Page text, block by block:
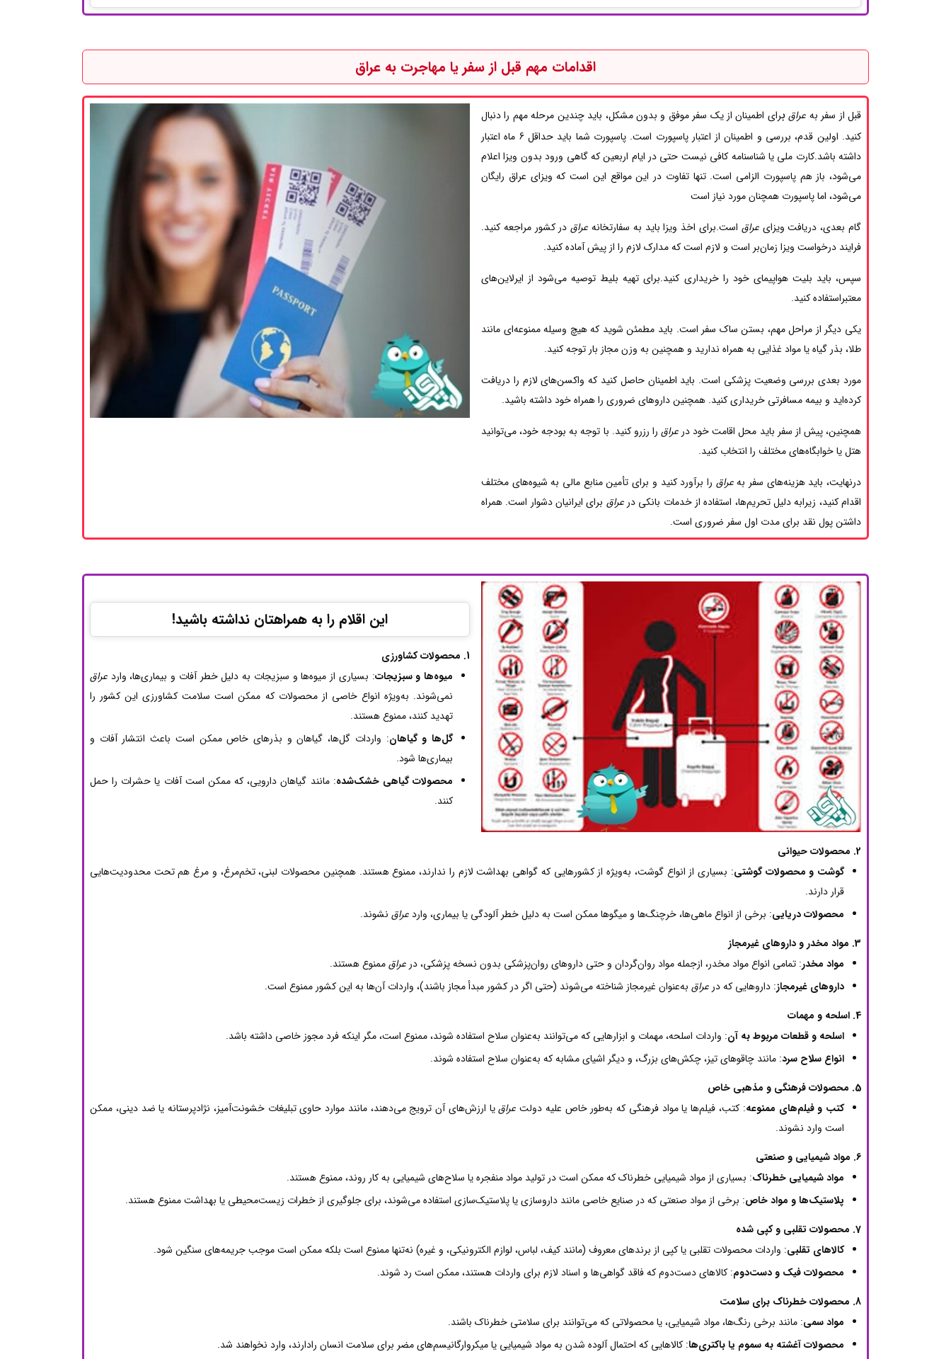
اقدامات مهم قبل از سفر یا مهاجرت به عراق
قبل از سفر به عراق برای اطمینان از یک سفر موفق و بدون مشکل، باید چندین مرحله مهم را دنبال
کنید. اولین قدم، بررسی و اطمینان از اعتبار پاسپورت است. پاسپورت شما باید حداقل 6 ماه اعتبار
داشته باشد.کارت ملی یا شناسنامه کافی نیست حتی در ایام اربعین که گاهی ورود بدون ویزا اعلام
می‌شود، باز هم پاسپورت الزامی است. تنها تفاوت در این مواقع این است که ویزای عراق رایگان
می‌شود، اما پاسپورت همچنان مورد نیاز است
گام بعدی، دریافت ویزایعراق است.برای اخذ ویزا باید به سفارتخانه‌ عراقدر کشور مراجعه کنید.
فرایند درخواست ویزا زمان‌بر است و لازم است که مدارک لازم را از پیش آماده کنید.
سپس، باید بلیت هواپیمای خود را خریداری کنید.برای تهیه بلیط توصیه می‌شود از ایرلاین‌های
معتبراستفاده کنید.
یکی دیگر از مراحل مهم، بستن ساک سفر است. باید مطمئن شوید که هیچ وسیله ممنوعه‌ای مانند
طلا، بذر گیاه یا مواد غذایی به همراه ندارید و همچنین به وزن مجاز بار توجه کنید.
مورد بعدی بررسی وضعیت پزشکی است. باید اطمینان حاصل کنید که واکسن‌های لازم را دریافت
کرده‌اید و بیمه مسافرتی خریداری کنید. همچنین داروهای ضروری را همراه خود داشته باشید.
همچنین، پیش از سفر باید محل اقامت خود در عراق را رزرو کنید. با توجه به بودجه خود، می‌توانید
هتل یا خوابگاه‌های مختلف را انتخاب کنید.
درنهایت، باید هزینه‌های سفر بهعراق را برآورد کنید و برای تأمین منابع مالی به شیوه‌های مختلف
اقدام کنید، زیرابه دلیل تحریم‌ها، استفاده از خدمات بانکی درعراق برای ایرانیان دشوار است. همراه
داشتن پول نقد برای مدت اول سفر ضروری است.
این اقلام را به همراهتان نداشته باشید!
1. محصولات کشاورزی
میوه‌ها و سبزیجات: بسیاری از میوه‌ها و سبزیجات به دلیل خطر آفات و بیماری‌ها، وارد عراق
نمی‌شوند. به‌ویژه انواع خاصی از محصولات که ممکن است سلامت کشاورزی این کشور را
تهدید کنند، ممنوع هستند.
گل‌ها و گیاهان: واردات گل‌ها، گیاهان و بذرهای خاص ممکن است باعث انتشار آفات و
بیماری‌ها شود.
محصولات گیاهی خشک‌شده: مانند گیاهان دارویی، که ممکن است آفات یا حشرات را حمل
کنند.
2. محصولات حیوانی
گوشت و محصولات گوشتی: بسیاری از انواع گوشت، به‌ویژه از کشورهایی که گواهی بهداشت لازم را ندارند، ممنوع هستند. همچنین محصولات لبنی، تخم‌مرغ، و مرغ هم تحت محدودیت‌هایی
قرار دارند.
محصولات دریایی: برخی از انواع ماهی‌ها، خرچنگ‌ها و میگوها ممکن است به دلیل خطر آلودگی یا بیماری، واردعراق نشوند.
3. مواد مخدر و داروهای غیرمجاز
مواد مخدر: تمامی انواع مواد مخدر، ازجمله مواد روان‌گردان و حتی داروهای روان‌پزشکی بدون نسخه پزشکی، در عراقممنوع هستند.
داروهای غیرمجاز: داروهایی که در عراق به‌عنوان غیرمجاز شناخته می‌شوند (حتی اگر در کشور مبدأ مجاز باشند)، واردات آن‌ها به این کشور ممنوع است.
4. اسلحه و مهمات
اسلحه و قطعات مربوط به آن: واردات اسلحه، مهمات و ابزارهایی که می‌توانند به‌عنوان سلاح استفاده شوند، ممنوع است، مگر اینکه فرد مجوز خاصی داشته باشد.
انواع سلاح سرد: مانند چاقوهای تیز، چکش‌های بزرگ، و دیگر اشیای مشابه که به‌عنوان سلاح استفاده شوند.
5. محصولات فرهنگی و مذهبی خاص
کتب و فیلم‌های ممنوعه: کتب، فیلم‌ها یا مواد فرهنگی که به‌طور خاص علیه دولت عراقیا ارزش‌های آن ترویج می‌دهند، مانند موارد حاوی تبلیغات خشونت‌آمیز، نژادپرستانه یا ضد دینی، ممکن
است وارد نشوند.
6. مواد شیمیایی و صنعتی
مواد شیمیایی خطرناک: بسیاری از مواد شیمیایی خطرناک که ممکن است در تولید مواد منفجره یا سلاح‌های شیمیایی به کار روند، ممنوع هستند.
پلاستیک‌ها و مواد خاص: برخی از مواد صنعتی که در صنایع خاصی مانند داروسازی یا پلاستیک‌سازی استفاده می‌شوند، برای جلوگیری از خطرات زیست‌محیطی یا بهداشت ممنوع هستند.
7. محصولات تقلبی و کپی شده
کالاهای تقلبی: واردات محصولات تقلبی یا کپی از برندهای معروف (مانند کیف، لباس، لوازم الکترونیکی، و غیره) نه‌تنها ممنوع است بلکه ممکن است موجب جریمه‌های سنگین شود.
محصولات فیک و دست‌دوم: کالاهای دست‌دوم که فاقد گواهی‌ها و اسناد لازم برای واردات هستند، ممکن است رد شوند.
8. محصولات خطرناک برای سلامت
مواد سمی: مانند برخی رنگ‌ها، مواد شیمیایی، یا محصولاتی که می‌توانند برای سلامتی خطرناک باشند.
محصولات آغشته به سموم یا باکتری‌ها: کالاهایی که احتمال آلوده شدن به مواد شیمیایی یا میکروارگانیسم‌های مضر برای سلامت انسان رادارند، وارد نخواهند شد.